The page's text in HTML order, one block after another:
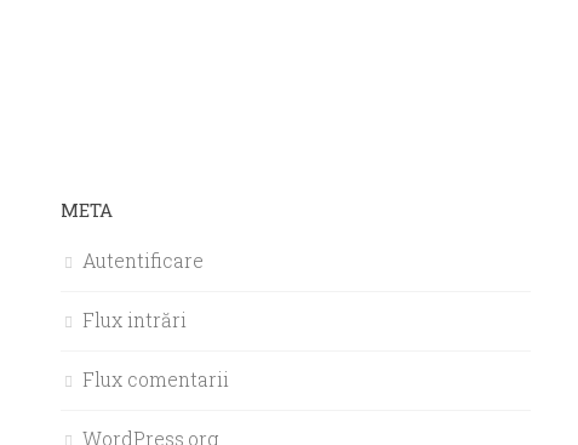
META
Autentificare
Flux intrări
Flux comentarii
WordPress.org